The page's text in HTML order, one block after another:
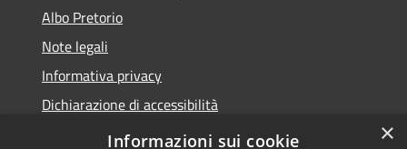
Albo Pretorio
Note legali
Informativa privacy
Dichiarazione di accessibilità
Obiettivi di accessibilità
×
Informazioni sui cookie